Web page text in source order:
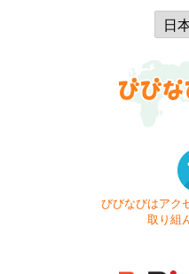
びびなびはアク
取り組